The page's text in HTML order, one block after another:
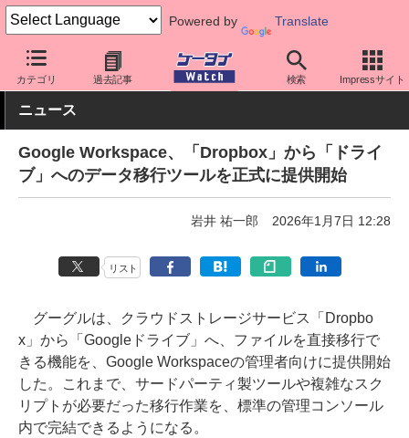
Powered by Translate
カテゴリ 過去記事 検索 Impressサイト
ケータイ Watch 業界動向 Google
ニュース
Google Workspace、「Dropbox」から「ドライ
ブ」へのデータ移行ツールを正式に提供開始
岩井 祐一郎 2026年1月7日 12:28
リスト
グーグルは、クラウドストレージサービス「Dropbo
x」から「Googleドライブ」へ、ファイルを直接移行で
きる機能を、Google Workspaceの管理者向けに提供開始
した。これまで、サードパーティ製ツールや複雑なスク
リプトが必要だった移行作業を、標準の管理コンソール
内で完結できるようになる。